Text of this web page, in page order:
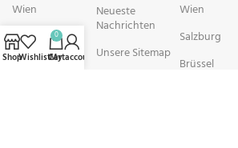
Wien
Salzburg
Brüssel
Neueste
Nachrichten
Unsere Sitemap
Wien
Salzburg
Brüssel
ShopWishlist
0
Cart
My account